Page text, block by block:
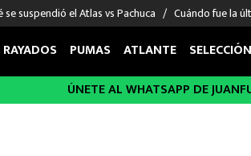
se suspendió el Atlas vs Pachuca Cuándo fue la
EN EL EXTRANJERO FIGURAS
RAYADOS PUMAS ATLANTE
ÚNETE AL WHATSAPP DE